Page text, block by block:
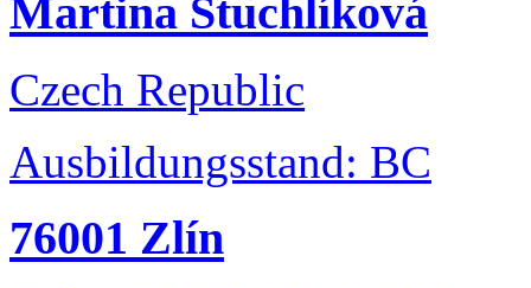
Martina Stuchlíková
Czech Republic
Ausbildungsstand: BC
76001 Zlín